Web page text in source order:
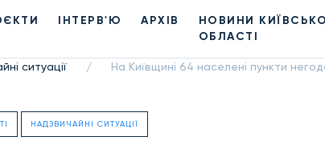
ІНТЕРВ'Ю АРХІВ
НОВИНИ
ОБЛАСТІ
ситуації / На Київщині 64 населені пункти
НАДЗВИЧАЙНІ СИТУАЦІЇ